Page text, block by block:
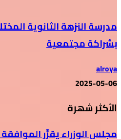
مدرسة النزهة الثانوية
بشراكة مجتمعية
alroya
2025-05-06
الأكثر شهرة
مجلس الوزراء يقرِّر